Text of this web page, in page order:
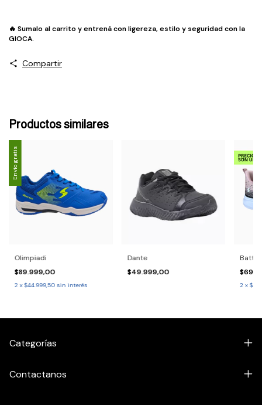
🔥 Sumalo al carrito y entrená con ligereza, estilo y seguridad con la
GIOCA.
Compartir
Productos similares
Envío gratis
Olimpiadi
$89.999,00
2 x$44.999,50 sin interés
Dante
$49.999,00
2 x
Categorías
Contactanos